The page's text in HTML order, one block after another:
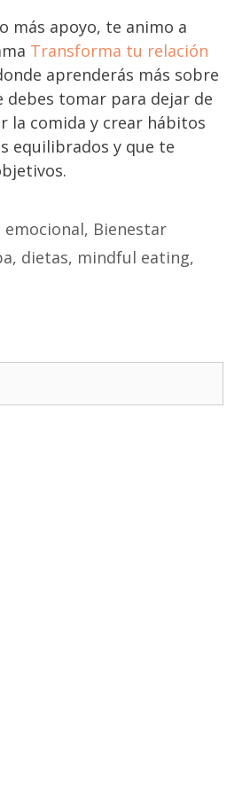
más apoyo, te animo a
Transforma tu relación
aprenderás más sobre
debes tomar para dejar de
la comida y crear hábitos
equilibrados y que te
, Bienestar
, dietas, mindful eating,